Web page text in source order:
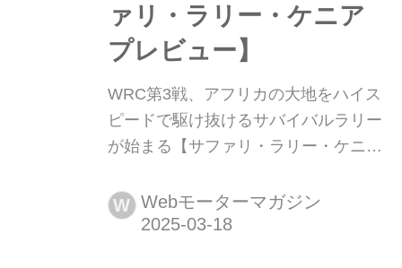
ァリ・ラリー・ケニア
プレビュー】
WRC第3戦、アフリカの大地をハイス
ピードで駆け抜けるサバイバルラリー
が始まる【サファリ・ラリー・ケニア
(現地時間)、WRC世界ラリー選手権第
3戦サファリ・ラリー・ケニアがケニ
W Webモーターマガジン